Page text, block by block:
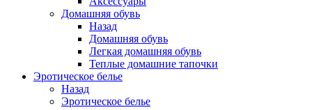
Домашняя обувь
Назад
Домашняя обувь
Легкая домашняя обувь
Теплые домашние тапочки
Эротическое белье
Назад
Эротическое белье